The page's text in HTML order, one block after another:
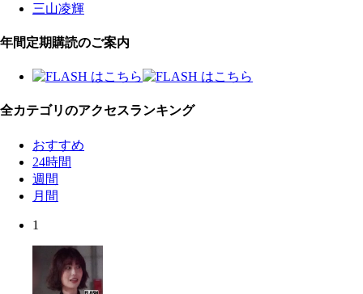
三山凌輝
年間定期購読のご案内
全カテゴリのアクセスランキング
おすすめ
24時間
週間
月間
1